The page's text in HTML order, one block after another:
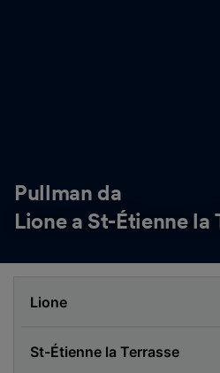
Pullman da
Lione a St-Étienne la